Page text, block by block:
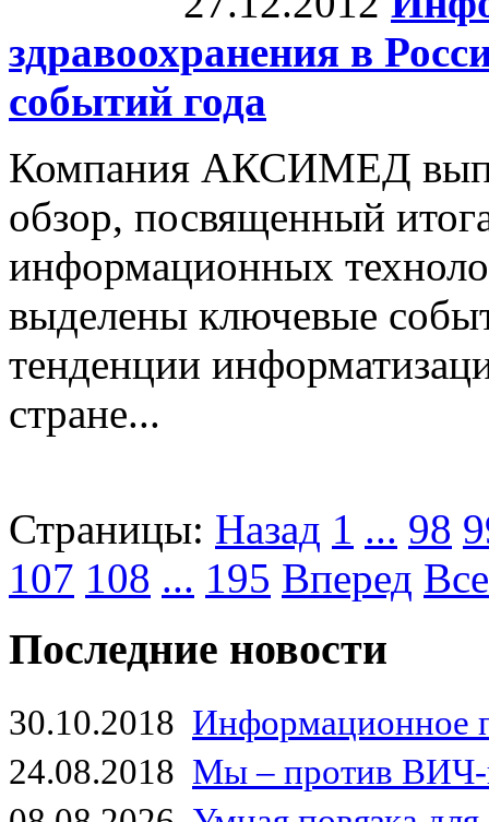
здравоохранения в
событий года
Компания АКСИМЕД
обзор, посвященный
информационных
выделены ключевые
тенденции
стране...
Страницы: Назад 1 ... 98
107 108 ... 195 Вперед Все
Последние новости
30.10.2018 Информационное
24.08.2018 Мы – против